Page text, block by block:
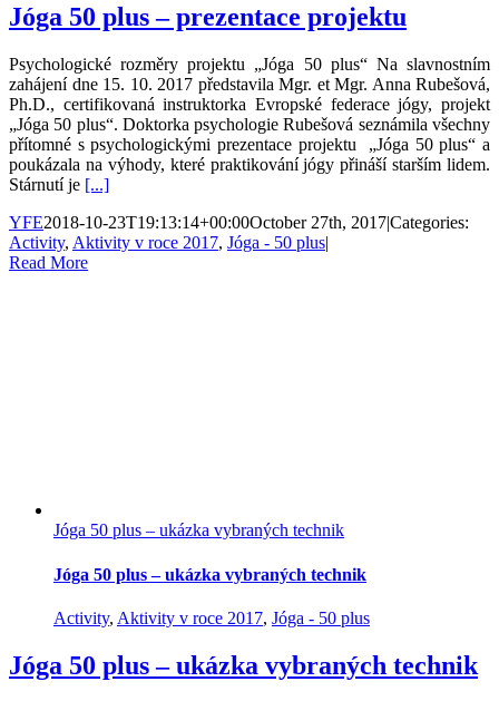
Jóga 50 plus – prezentace projektu
Psychologické rozměry projektu „Jóga 50 plus“ Na slavnostním
zahájení dne 15. 10. 2017 představila Mgr. et Mgr. Anna Rubešová,
Ph.D., certifikovaná instruktorka Evropské federace jógy, projekt
„Jóga 50 plus“. Doktorka psychologie Rubešová seznámila všechny
přítomné s psychologickými prezentace projektu „Jóga 50 plus“ a
poukázala na výhody, které praktikování jógy přináší starším lidem.
Stárnutí je [...]
YFE2018-10-23T19:13:14+00:00October 27th, 2017|Categories:
Activity, Aktivity v roce 2017, Jóga - 50 plus|
Read More
Jóga 50 plus – ukázka vybraných technik
Jóga 50 plus – ukázka vybraných technik
Activity, Aktivity v roce 2017, Jóga - 50 plus
Jóga 50 plus – ukázka vybraných technik